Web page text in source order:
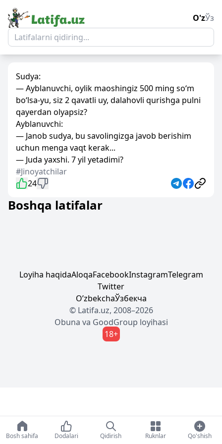
O'zЎз
Sudya:
— Ayblanuvchi, oylik maoshingiz 500 ming so‘m
bo‘lsa-yu, siz 2 qavatli uy, dalahovli qurishga pulni
qayerdan olyapsiz?
Ayblanuvchi:
— Janob sudya, bu savolingizga javob berishim
uchun menga vaqt kerak...
— Juda yaxshi. 7 yil yetadimi?
#Jinoyatchilar
24
Boshqa latifalar
Loyiha haqidaAloqaFacebookInstagramTelegram
Twitter
OʼzbekchaЎзбекча
© Latifa.uz, 2008–2026
Obuna va GoodGroup loyihasi
18+
Bosh sahifa Dodalari Qidirish Ruknlar Qo'shish